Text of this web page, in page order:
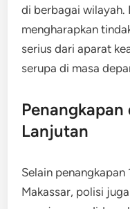
di berbagai wilayah.
mengharapkan
serius dari aparat
serupa di masa
Penangkapan
Lanjutan
Selain
Makassar, polisi